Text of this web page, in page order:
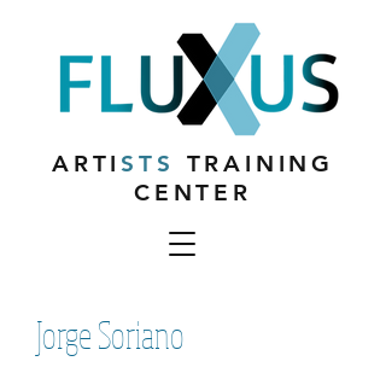
ARTISTS
TRAINING
CENTER
Jorge Soriano